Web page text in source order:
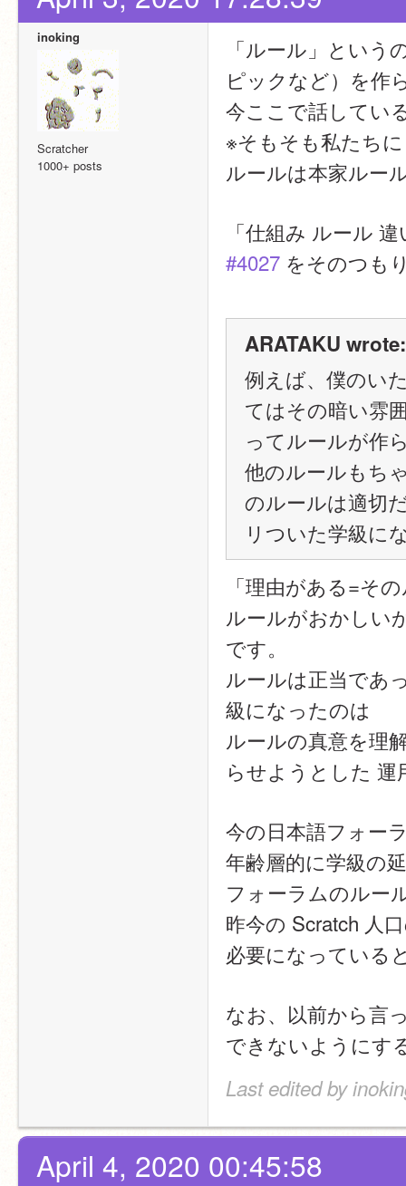
inoking
Scratcher
1000+ posts
「ルール」とい
ピックなど）を作
今ここで話してい
※そもそも私たち
ルールは本家ルー
「仕組み ルール
#4027 をそのつも
ARATAKU wrote:
例えば、僕のい
てはその暗い雰
ってルールが作
他のルールもち
のルールは適切
リついた学級に
「理由がある=そ
ルールがおかしい
です。
ルールは正当であ
級になったのは
ルールの真意を理
らせようとした
今の日本語フォー
年齢層的に学級の
フォーラムのルー
昨今の Scratch 人
必要になっている
なお、以前から言
できないようにす
Last edited by
April 4, 2020 00:45:58